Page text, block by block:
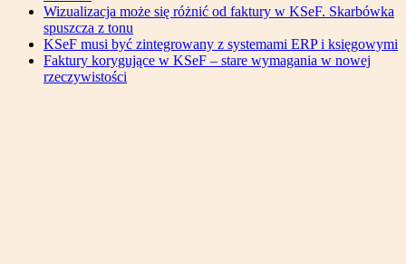
Wizualizacja może się różnić od faktury w KSeF. Skarbówka
spuszcza z tonu
KSeF musi być zintegrowany z systemami ERP i księgowymi
Faktury korygujące w KSeF – stare wymagania w nowej
rzeczywistości